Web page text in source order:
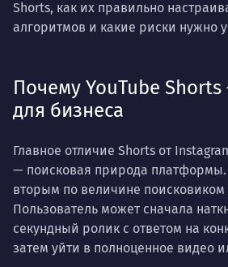
Shorts, как их правильно
алгоритмов и какие риски нужно
Почему YouTube Shorts
для бизнеса
Главное отличие Shorts от
— поисковая природа платформы
вторым по величине
Пользователь может сначала
секундный ролик с ответом на
затем уйти в полноценное видео